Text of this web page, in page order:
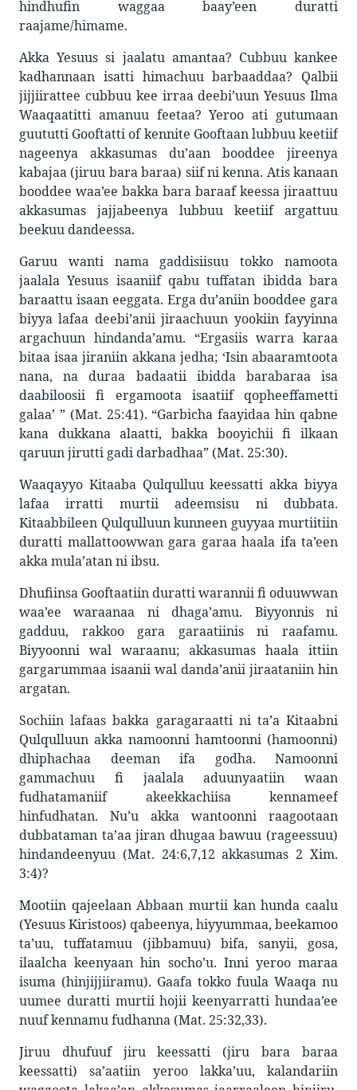
hindhufin waggaa baay’een duratti
raajame/himame.
Akka Yesuus si jaalatu amantaa? Cubbuu kankee
kadhannaan isatti himachuu barbaaddaa? Qalbii
jijjiirattee cubbuu kee irraa deebi’uun Yesuus Ilma
Waaqaatitti amanuu feetaa? Yeroo ati gutumaan
guututti Gooftatti of kennite Gooftaan lubbuu keetiif
nageenya akkasumas du’aan booddee jireenya
kabajaa (jiruu bara baraa) siif ni kenna. Atis kanaan
booddee waa’ee bakka bara baraaf keessa jiraattuu
akkasumas jajjabeenya lubbuu keetiif argattuu
beekuu dandeessa.
Garuu wanti nama gaddisiisuu tokko namoota
jaalala Yesuus isaaniif qabu tuffatan ibidda bara
baraattu isaan eeggata. Erga du’aniin booddee gara
biyya lafaa deebi’anii jiraachuun yookiin fayyinna
argachuun hindanda’amu. “Ergasiis warra karaa
bitaa isaa jiraniin akkana jedha; ‘Isin abaaramtoota
nana, na duraa badaatii ibidda barabaraa isa
daabiloosii fi ergamoota isaatiif qopheeffametti
galaa’ ” (Mat. 25:41). “Garbicha faayidaa hin qabne
kana dukkana alaatti, bakka booyichii fi ilkaan
qaruun jirutti gadi darbadhaa” (Mat. 25:30).
Waaqayyo Kitaaba Qulqulluu keessatti akka biyya
lafaa irratti murtii adeemsisu ni dubbata.
Kitaabbileen Qulqulluun kunneen guyyaa murtiitiin
duratti mallattoowwan gara garaa haala ifa ta’een
akka mula’atan ni ibsu.
Dhufiinsa Gooftaatiin duratti warannii fi oduuwwan
waa’ee waraanaa ni dhaga’amu. Biyyonnis ni
gadduu, rakkoo gara garaatiinis ni raafamu.
Biyyoonni wal waraanu; akkasumas haala ittiin
gargarummaa isaanii wal danda’anii jiraataniin hin
argatan.
Sochiin lafaas bakka garagaraatti ni ta’a Kitaabni
Qulqulluun akka namoonni hamtoonni (hamoonni)
dhiphachaa deeman ifa godha. Namoonni
gammachuu fi jaalala aduunyaatiin waan
fudhatamaniif akeekkachiisa kennameef
hinfudhatan. Nu’u akka wantoonni raagootaan
dubbataman ta’aa jiran dhugaa bawuu (rageessuu)
hindandeenyuu (Mat. 24:6,7,12 akkasumas 2 Xim.
3:4)?
Mootiin qajeelaan Abbaan murtii kan hunda caalu
(Yesuus Kiristoos) qabeenya, hiyyummaa, beekamoo
ta’uu, tuffatamuu (jibbamuu) bifa, sanyii, gosa,
ilaalcha keenyaan hin socho’u. Inni yeroo maraa
isuma (hinjijjiiramu). Gaafa tokko fuula Waaqa nu
uumee duratti murtii hojii keenyarratti hundaa’ee
nuuf kennamu fudhanna (Mat. 25:32,33).
Jiruu dhufuuf jiru keessatti (jiru bara baraa
keessatti) sa’aatiin yeroo lakka’uu, kalandariin